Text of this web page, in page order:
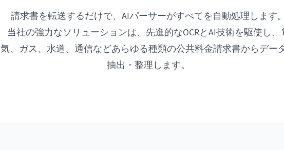
請求書を転送するだけで、AIパーサーがすべてを自動処理します。
当社の強力なソリューションは、先進的なOCRとAI技術を駆使し、
気、ガス、水道、通信などあらゆる種類の公共料金請求書からデー
抽出・整理します。